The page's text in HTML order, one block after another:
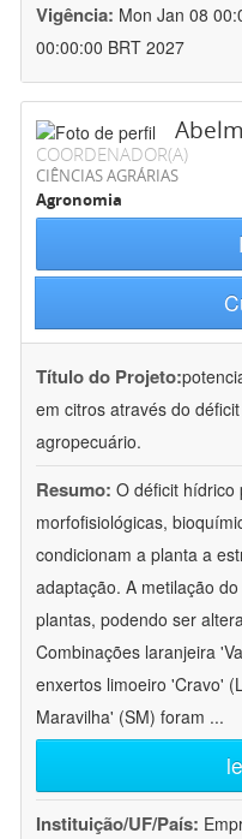
Vigência: Mon Jan 08
00:00:00 BRT 2027
COORDENADOR(A)
CIÊNCIAS AGRÁRIAS
Agronomia
Título do Projeto:
em citros através do
agropecuário.
Resumo: O déficit hídrico
morfofisiológicas,
condicionam a planta a
adaptação. A metilação
plantas, podendo ser
Combinações laranjeira
enxertos limoeiro 'Cravo'
Maravilha' (SM) foram ...
Instituição/UF/País: